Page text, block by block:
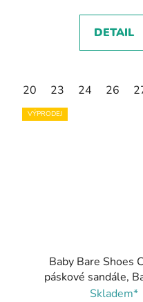
DETAIL
20 23 24 26
VÝPRODEJ
Baby Bare Shoes
páskové sandále,
Shoes
Skladem*